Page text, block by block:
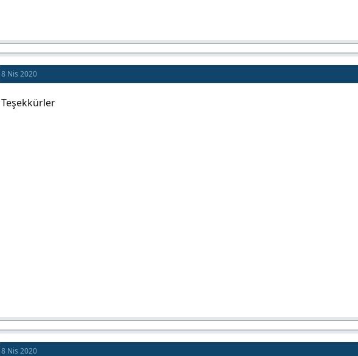
8 Nis 2020
Teşekkürler
8 Nis 2020